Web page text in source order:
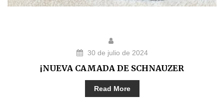
30 de julio de 2024
¡NUEVA CAMADA DE SCHNAUZER
FORATA!
Read More